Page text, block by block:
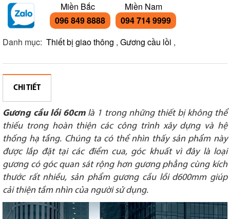
Miền Bắc
096 849 8888
Miền Nam
094 714 9999
Danh mục: Thiết bị giao thông , Gương cầu lồi ,
CHI TIẾT
Gương cầu lồi 60cm là 1 trong những thiết bị không thể
thiếu trong hoàn thiện các công trình xây dựng và hệ
thống hạ tầng. Chúng ta có thể nhìn thấy sản phẩm này
được lắp đặt tại các điểm cua, góc khuất vì đây là loại
gương có góc quan sát rộng hơn gương phẳng cùng kích
thước rất nhiều, sản phẩm gương cầu lồi d600mm giúp
cải thiện tầm nhìn của người sử dụng.